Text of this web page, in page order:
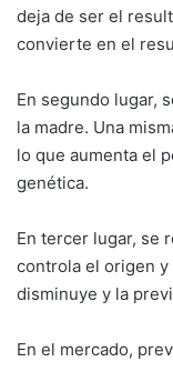
deja de ser el
convierte en el
En segundo lugar,
la madre. Una
lo que aumenta el
genética.
En tercer lugar, se
controla el origen
disminuye y la
En el mercado,